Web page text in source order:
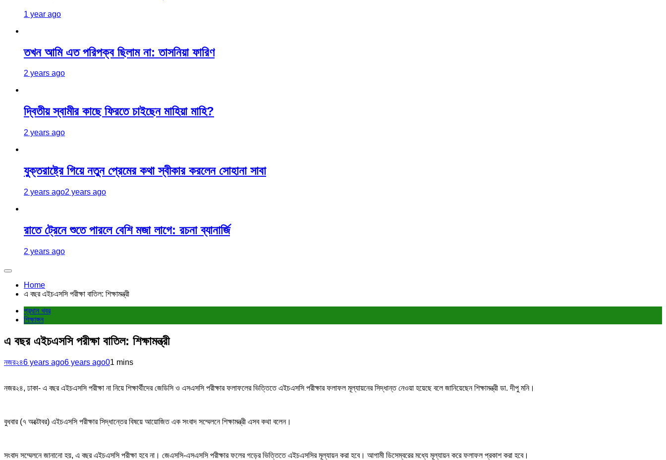
1 year ago
তখন আমি এত পরিপক্ব ছিলাম না: তাসনিয়া ফারিণ
2 years ago
দ্বিতীয় স্বামীর কাছে ফিরতে চাইছেন মাহিয়া মাহি?
2 years ago
যুক্তরাষ্ট্রে গিয়ে নতুন প্রেমের কথা স্বীকার করলেন সোহানা সাবা
2 years ago2 years ago
রাতে ট্রেনে শুতে পারলে বেশি মজা লাগে: রচনা ব্যানার্জি
2 years ago
Home
এ বছর এইচএসসি পরীক্ষা বাতিল: শিক্ষামন্ত্রী
প্রধান খবর
শিক্ষাঙ্গন
এ বছর এইচএসসি পরীক্ষা বাতিল: শিক্ষামন্ত্রী
নজর২৪6 years ago6 years ago01 mins
নজর২৪, ঢাকা- এ বছর এইচএসসি পরীক্ষা না নিয়ে শিক্ষার্থীদের জেডিসি ও এসএসসি পরীক্ষার ফলাফলের ভিত্তিতে এইচএসসি পরীক্ষার ফলাফল মূল্যায়নের সিদ্ধান্ত নেওয়া হয়েছে বলে জানিয়েছেন শিক্ষামন্ত্রী ডা. দীপু মনি।
বুধবার (৭ অক্টোবর) এইচএসসি পরীক্ষার সিদ্ধান্তের বিষয়ে আয়োজিত এক সংবাদ সম্মেলনে শিক্ষামন্ত্রী এসব কথা বলেন।
সংবাদ সম্মেলনে জানানো হয়, এ বছর এইচএসসি পরীক্ষা হবে না। জেএসসি-এসএসসি পরীক্ষার ফলের গড়ের ভিত্তিতে এইচএসসির মূল্যায়ন করা হবে। আগামী ডিসেম্বরের মধ্যে মূল্যায়ন করে ফলাফল প্রকাশ করা হবে।